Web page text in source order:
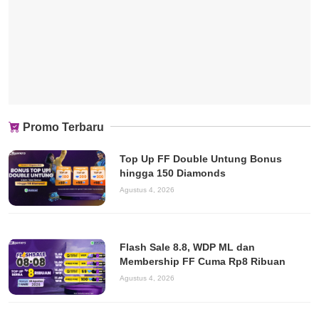
Promo Terbaru
Top Up FF Double Untung Bonus
hingga 150 Diamonds
Agustus 4, 2026
Flash Sale 8.8, WDP ML dan
Membership FF Cuma Rp8 Ribuan
Agustus 4, 2026